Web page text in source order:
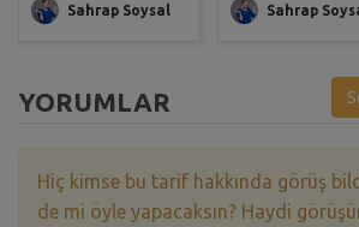
Sahrap Soysal Sahrap
YORUMLAR
Hiç kimse bu tarif hakkında görüş
de mi öyle yapacaksın? Haydi